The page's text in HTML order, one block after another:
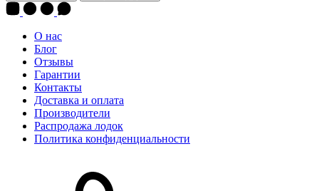
О нас
Блог
Отзывы
Гарантии
Контакты
Доставка и оплата
Производители
Распродажа лодок
Политика конфиденциальности